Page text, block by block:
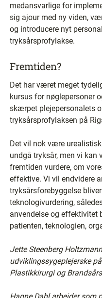
medansvarlige for
sig ajour med ny viden,
og introducere nyt
tryksårsprofylakse.
Fremtiden?
Det har været meget
kursus for nøglepersoner
skærpet plejepersonalets
tryksårsprofylaksen på
Det vil nok være
undgå tryksår, men vi kan
fremtiden vurdere, om
effektive. Vi vil endvidere
tryksårsforebyggelse
teknologivurdering,
anvendelse og effektivitet
patienten, teknologien,
Jette Steenberg
udviklingssygeplejerske
Plastikkirurgi og
Hanne Dahl arbejder som